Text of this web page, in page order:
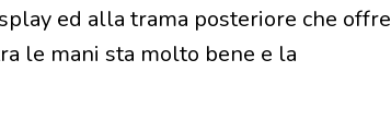
ed alla trama posteriore che offre
le mani sta molto bene e la